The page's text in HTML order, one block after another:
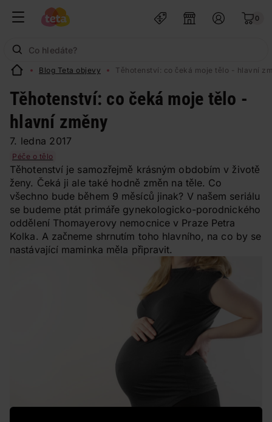
0
Blog Teta objevy Těhotenství: co čeká moje tělo - hlavní
Těhotenství: co čeká moje tělo -
hlavní změny
7. ledna 2017
Péče o tělo
Těhotenství je samozřejmě krásným obdobím v životě
ženy. Čeká ji ale také hodně změn na těle. Co
všechno bude během 9 měsíců jinak? V našem seriálu
se budeme ptát primáře gynekologicko-porodnického
oddělení Thomayerovy nemocnice v Praze Petra
Kolka. A začneme shrnutím toho hlavního, na co by se
nastávající maminka měla připravit.